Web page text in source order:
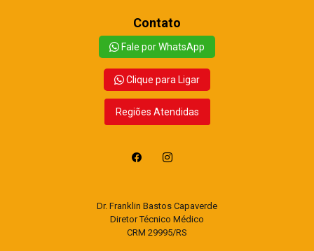
Contato
Fale por WhatsApp
Clique para Ligar
Regiões Atendidas
Dr. Franklin Bastos Capaverde
Diretor Técnico Médico
CRM 29995/RS